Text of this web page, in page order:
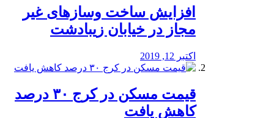
افزایش ساخت وسازهای غیر
مجاز در خیابان زیبادشت
اکتبر 12, 2019
️قیمت مسکن در کرج ۳۰ درصد
کاهش یافت